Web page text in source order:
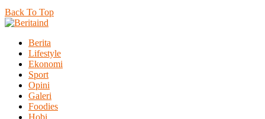
Back To Top
Berita
Lifestyle
Ekonomi
Sport
Opini
Galeri
Foodies